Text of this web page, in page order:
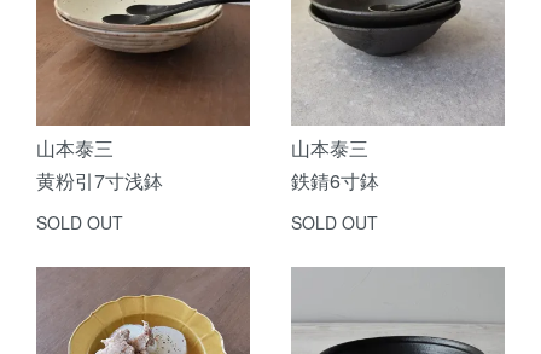
山本泰三
黄粉引7寸浅鉢
SOLD OUT
山本泰三
鉄錆6寸鉢
SOLD OUT